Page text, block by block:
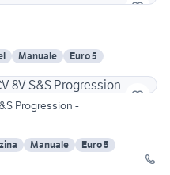
Manuale
Euro 5
Progression -
Manuale
Euro 5